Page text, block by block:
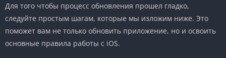
Для того чтобы процесс обновления прошел гладко,
следуйте простым шагам, которые мы изложим ниже. Это
поможет вам не только обновить приложение, но и освоить
основные правила работы с iOS.